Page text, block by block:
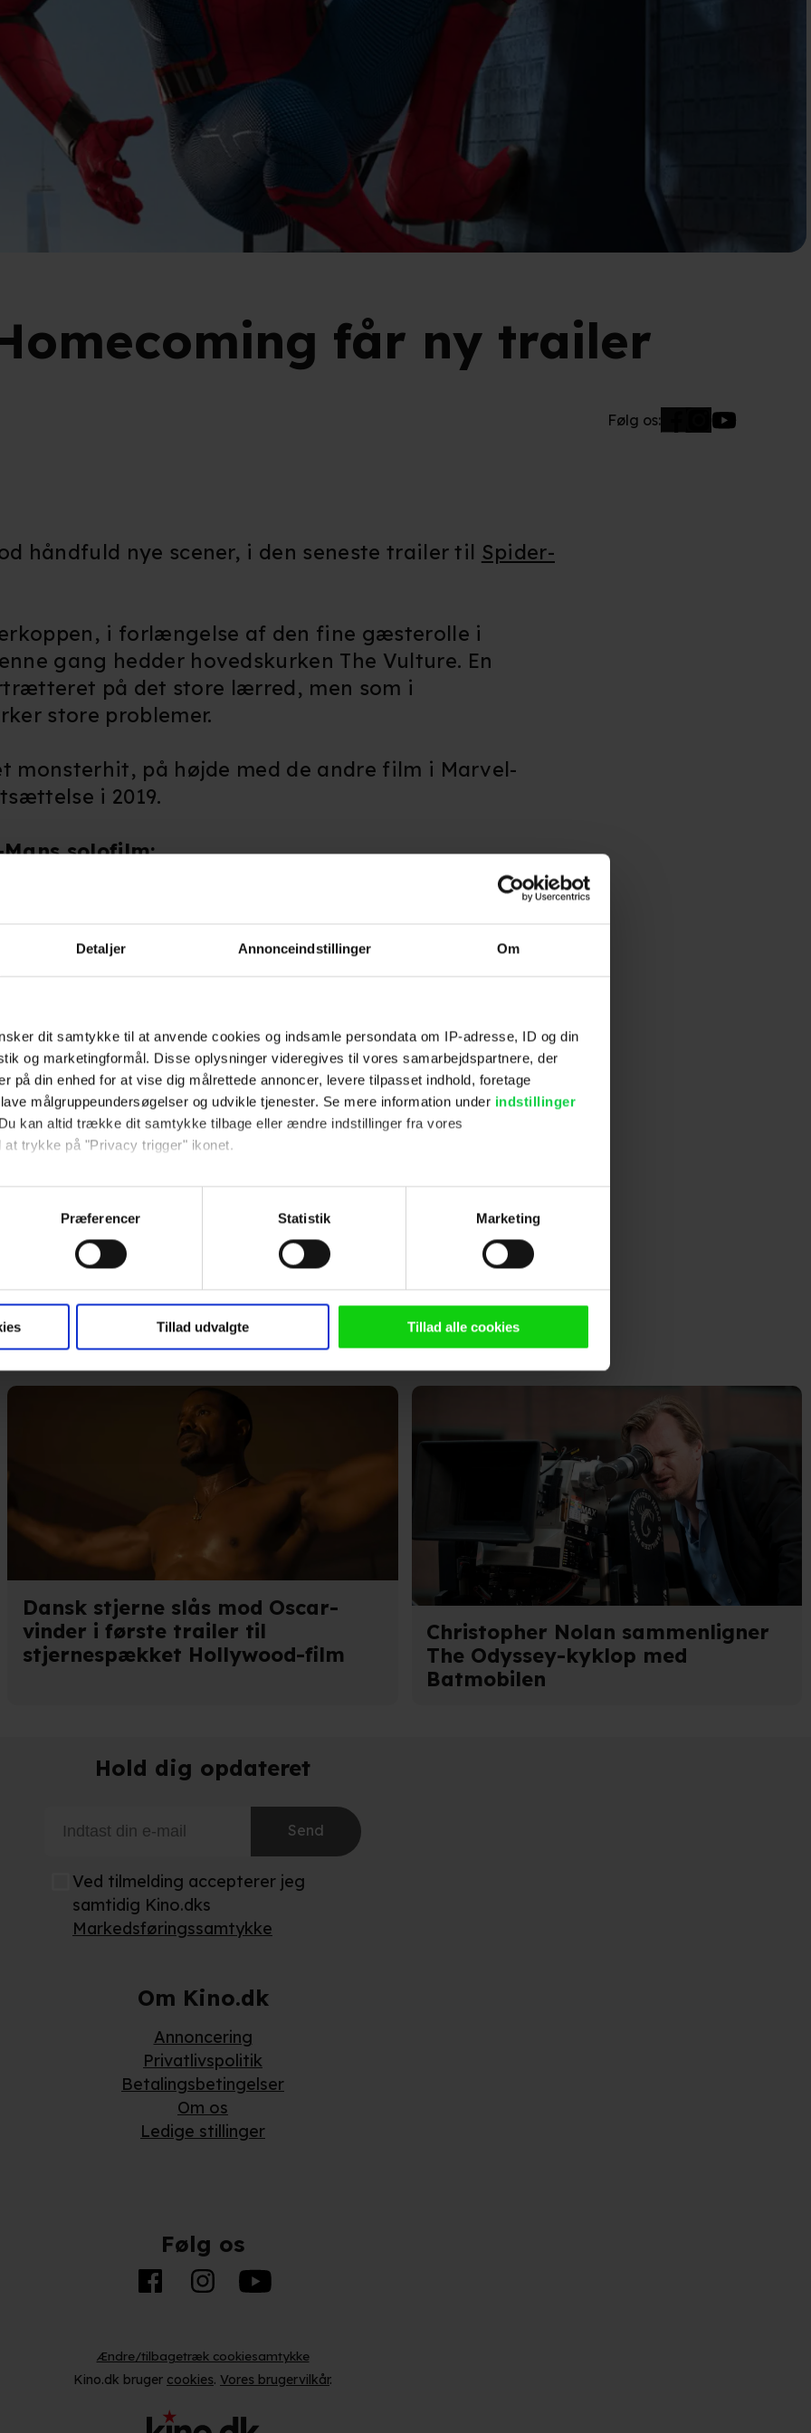
Detaljer Annonceindstillinger Om
dit samtykke til at anvende cookies og indsamle persondata om IP-adresse, ID og din
og marketingformål. Disse oplysninger videregives til vores samarbejdspartnere, der
på din enhed for at vise dig målrettede annoncer, levere tilpasset indhold, foretage
målgruppeundersøgelser og udvikle tjenester. Se mere information under indstillinger
kan altid trække dit samtykke tilbage eller ændre indstillinger fra vores
at trykke på "Privacy trigger" ikonet.
gerne:
om din placering, der kan være nøjagtig inden for få meter
cookies og indsamle persondata om IP-adresse, ID og din browser til statistik og
videregives til vores samarbejdspartnere, der opbevarer og tilgår oplysninger på din
annoncer, levere tilpasset indhold, foretage annonce- og indholdsmåling, lave
Se mere information under indstillinger og i vores persondatapolitik.
om din placering, der kan være nøjagtig inden for få meter
på en scanning af dens unikke karakteristika (fingerprinting)
tilbage eller ændre indstillinger fra vores "Cookiedeklaration". Dine valg anvendes på
fra tredjeparter til at optimere dit besøg på vores hjemmeside. Det gør vi for at sikre
huske dine præferencer og til markedsføring.
vi kortvarigt din IP-adresse. IP-adressen kan blive delt med vores partnere.Du kan
ogcookiepolitik.
Præferencer Statistik Marketing
Tillad udvalgte Tillad alle cookies
får ny trailer
Følg os:
håndfuld nye scener, i den seneste trailer til Spider-
i forlængelse af den fine gæsterolle i
gang hedder hovedskurken The Vulture. En
på det store lærred, men som i
store problemer.
monsterhit, på højde med de andre film i Marvel-
i 2019.
solofilm:
billetter
den 6. juli.
være slået til. Klik her for at ændre dine indstillinger.
de seneste nyheder, konkurrencer samt film- og serietips:
Dansk stjerne slås mod Oscar-
vinder i første trailer til
stjernespækket Hollywood-film
Christopher Nolan sammenligner
The Odyssey-kyklop med
Batmobilen
Hold dig opdateret
Send
Ved tilmelding accepterer jeg
samtidig Kino.dks
Markedsføringssamtykke
Om Kino.dk
Annoncering
Privatlivspolitik
Betalingsbetingelser
Om os
Ledige stillinger
Følg os
Ændre/tilbagetræk cookiesamtykke
Kino.dk bruger cookies. Vores brugervilkår.